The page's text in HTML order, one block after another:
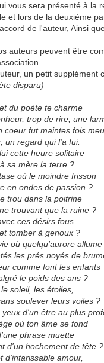
vous sera présenté à la
et lors de la deuxième
de l'auteur, Ainsi
auteurs peuvent être
un petit supplément
disparu)
du poète te charme
trop de rire, une
coeur fut maintes fois
un regard qui l'a fui.
cette heure solitaire
sa mère la terre ?
où le moindre frisson
en ondes de passion ?
trou dans la poitrine
trouvant que la ruine ?
ces désirs fous
tomber à genoux ?
où quelqu'aurore allume
les prés noyés de
comme font les enfants
le poids des ans ?
soleil, les étoiles,
soulever leurs voiles ?
d'un être au plus
où ton âme se fond
phrase muette
d'un hochement de tête ?
d'intarissable amour,